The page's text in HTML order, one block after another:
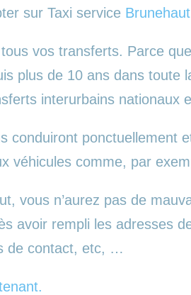
sur Taxi service Brunehaut
vos transferts. Parce
plus de 10 ans dans toute
interurbains nationaux
conduiront ponctuellement
véhicules comme, par
vous n’aurez pas de
avoir rempli les adresses
de contact, etc, …